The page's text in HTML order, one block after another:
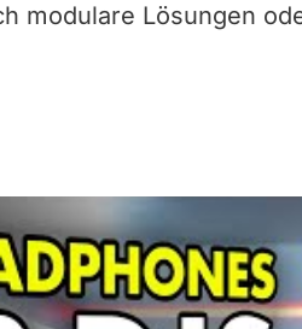
modulare Lösungen